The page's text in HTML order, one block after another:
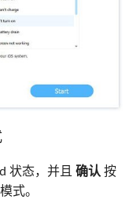
状态，并且 确认 按
式。